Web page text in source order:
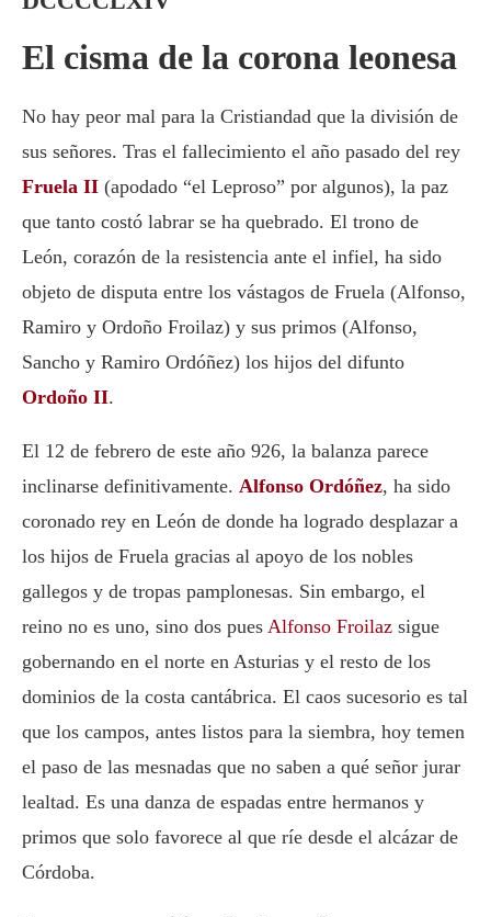
El cisma de la corona leonesa
No hay peor mal para la Cristiandad que la división de
sus señores. Tras el fallecimiento el año pasado del rey
Fruela II (apodado “el Leproso” por algunos), la paz
que tanto costó labrar se ha quebrado. El trono de
León, corazón de la resistencia ante el infiel, ha sido
objeto de disputa entre los vástagos de Fruela (Alfonso,
Ramiro y Ordoño Froilaz) y sus primos (Alfonso,
Sancho y Ramiro Ordóñez) los hijos del difunto
Ordoño II.
El 12 de febrero de este año 926, la balanza parece
inclinarse definitivamente. Alfonso Ordóñez, ha sido
coronado rey en León de donde ha logrado desplazar a
los hijos de Fruela gracias al apoyo de los nobles
gallegos y de tropas pamplonesas. Sin embargo, el
reino no es uno, sino dos pues Alfonso Froilaz sigue
gobernando en el norte en Asturias y el resto de los
dominios de la costa cantábrica. El caos sucesorio es tal
que los campos, antes listos para la siembra, hoy temen
el paso de las mesnadas que no saben a qué señor jurar
lealtad. Es una danza de espadas entre hermanos y
primos que solo favorece al que ríe desde el alcázar de
Córdoba.